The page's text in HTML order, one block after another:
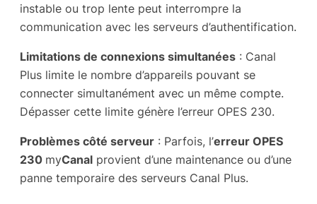
instable ou trop lente peut interrompre la
communication avec les serveurs d’authentification.
Limitations de connexions simultanées : Canal
Plus limite le nombre d’appareils pouvant se
connecter simultanément avec un même compte.
Dépasser cette limite génère l’erreur OPES 230.
Problèmes côté serveur : Parfois, l’erreur OPES
230 myCanal provient d’une maintenance ou d’une
panne temporaire des serveurs Canal Plus.